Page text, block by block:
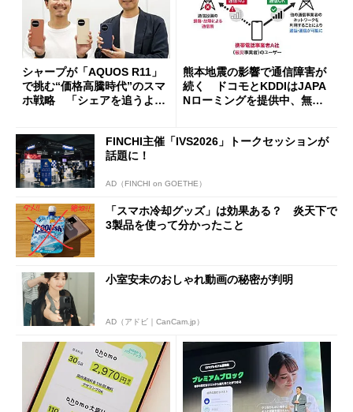
シャープが「AQUOS R11」
で挑む“価格高騰時代”のスマ
ホ戦略 「シェアを追うより
熊本地震の影響で通信障害が
続く ドコモとKDDIはJAPA
Nローミングを提供中、無料
FINCHI主催「IVS2026」トークセッションが
話題に！
AD（FINCHI on GOETHE）
「スマホ冷却グッズ」は効果ある？ 炎天下で
3製品を使って分かったこと
小室安未のおしゃれ動画の秘密が判明
AD（アドビ｜CanCam.jp）